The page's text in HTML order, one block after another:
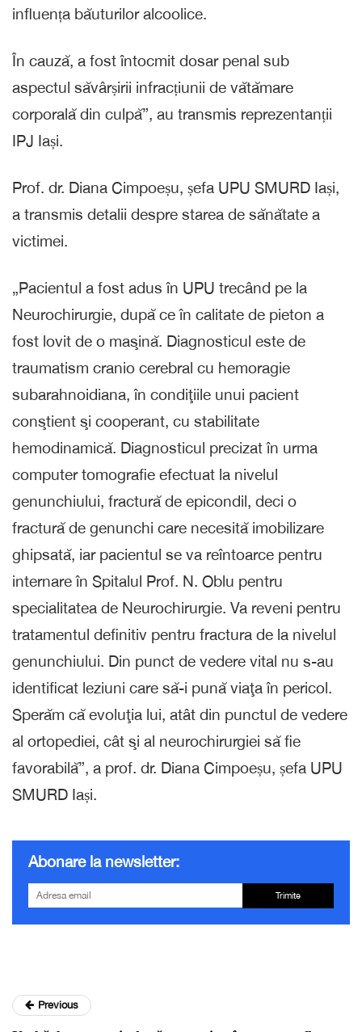
influența băuturilor alcoolice.
În cauză, a fost întocmit dosar penal sub
aspectul săvârșirii infracțiunii de vătămare
corporală din culpă”, au transmis reprezentanții
IPJ Iași.
Prof. dr. Diana Cimpoeșu, șefa UPU SMURD Iași,
a transmis detalii despre starea de sănătate a
victimei.
„Pacientul a fost adus în UPU trecând pe la
Neurochirurgie, după ce în calitate de pieton a
fost lovit de o maşină. Diagnosticul este de
traumatism cranio cerebral cu hemoragie
subarahnoidiana, în condiţiile unui pacient
conştient şi cooperant, cu stabilitate
hemodinamică. Diagnosticul precizat în urma
computer tomografie efectuat la nivelul
genunchiului, fractură de epicondil, deci o
fractură de genunchi care necesită imobilizare
ghipsată, iar pacientul se va reîntoarce pentru
internare în Spitalul Prof. N. Oblu pentru
specialitatea de Neurochirurgie. Va reveni pentru
tratamentul definitiv pentru fractura de la nivelul
genunchiului. Din punct de vedere vital nu s-au
identificat leziuni care să-i pună viaţa în pericol.
Sperăm că evoluţia lui, atât din punctul de vedere
al ortopediei, cât şi al neurochirurgiei să fie
favorabilă”, a prof. dr. Diana Cimpoeșu, șefa UPU
SMURD Iași.
Abonare la newsletter:
Trimite
Previous